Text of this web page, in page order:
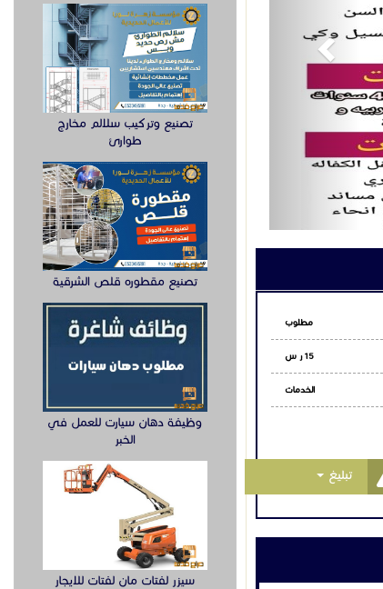
مطلوب
15 ر س
الخدمات
تبليغ Toggle Dropdown
تصنيع وتركيب سلالم مخارج
طوارئ
تصنيع مقطوره قلص الشرقية
وظيفة دهان سيارت للعمل في
الخبر
سيزر لفتات مان لفتات للايجار